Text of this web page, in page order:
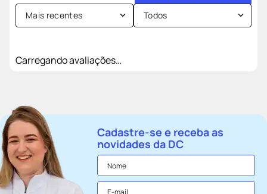
Mais recentes Todos
Carregando avaliações…
Cadastre-se e receba as
novidades da DC